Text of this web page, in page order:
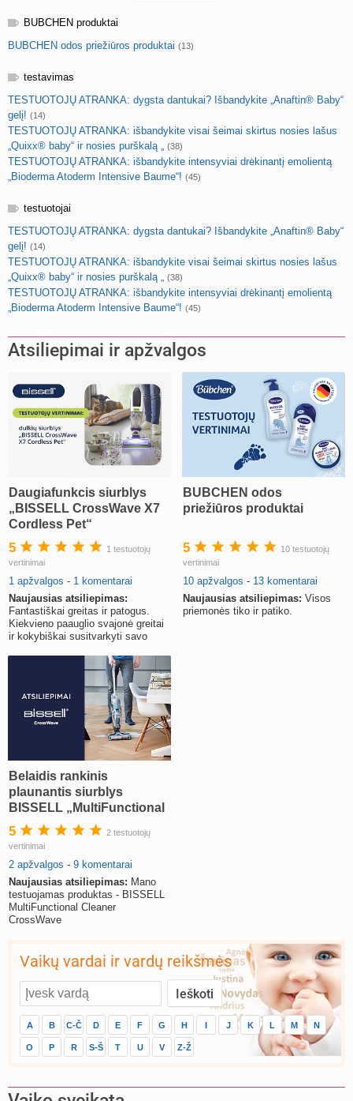
BUBCHEN produktai
BUBCHEN odos priežiūros produktai (13)
testavimas
TESTUOTOJŲ ATRANKA: dygsta dantukai? Išbandykite „Anaftin® Baby“
gelį! (14)
TESTUOTOJŲ ATRANKA: išbandykite visai šeimai skirtus nosies lašus
„Quixx® baby“ ir nosies purškalą „ (38)
TESTUOTOJŲ ATRANKA: išbandykite intensyviai drėkinantį emolientą
„Bioderma Atoderm Intensive Baume“! (45)
testuotojai
TESTUOTOJŲ ATRANKA: dygsta dantukai? Išbandykite „Anaftin® Baby“
gelį! (14)
TESTUOTOJŲ ATRANKA: išbandykite visai šeimai skirtus nosies lašus
„Quixx® baby“ ir nosies purškalą „ (38)
TESTUOTOJŲ ATRANKA: išbandykite intensyviai drėkinantį emolientą
„Bioderma Atoderm Intensive Baume“! (45)
Atsiliepimai ir apžvalgos
Daugiafunkcis siurblys
„BISSELL CrossWave X7
Cordless Pet“
5
1 testuotojų
vertinimai
1 apžvalgos - 1 komentarai
Naujausias atsiliepimas:
Fantastiškai greitas ir patogus.
Kiekvieno paauglio svajonė greitai
ir kokybiškai susitvarkyti savo
BUBCHEN odos
priežiūros produktai
5
10 testuotojų
vertinimai
10 apžvalgos - 13 komentarai
Naujausias atsiliepimas: Visos
priemonės tiko ir patiko.
Belaidis rankinis
plaunantis siurblys
BISSELL „MultiFunctional
Cleaner CrossWave“
(atsiliepimai)
5
2 testuotojų
vertinimai
2 apžvalgos - 9 komentarai
Naujausias atsiliepimas: Mano
testuojamas produktas - BISSELL
MultiFunctional Cleaner
CrossWave
Vaikų vardai ir vardų reikšmės
A B C-Č D E F G H I J K L M N
O P R S-Š T U V Z-Ž